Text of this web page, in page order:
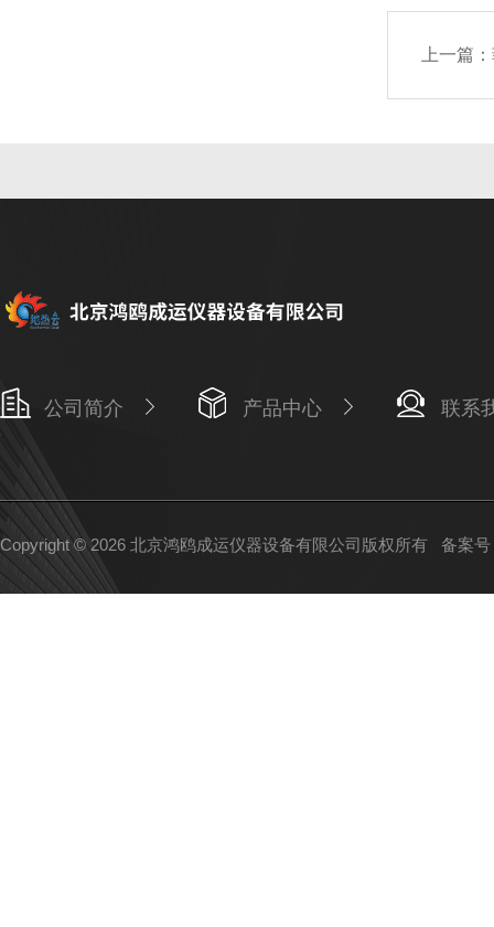
上一篇：
公司简介 产品中心 联系
Copyright © 2026 北京鸿鸥成运仪器设备有限公司版权所有 备案号